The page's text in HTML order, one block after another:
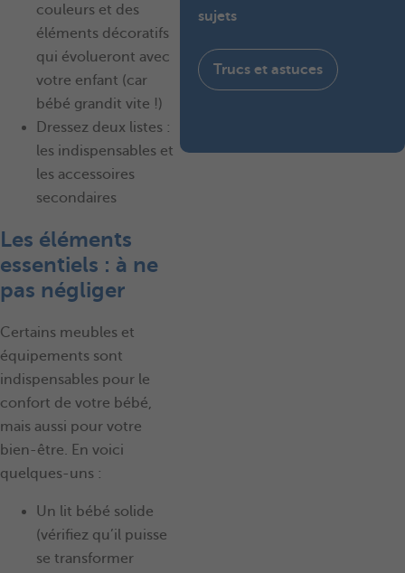
couleurs et des
éléments décoratifs
qui évolueront avec
votre enfant (car
bébé grandit vite !)
Dressez deux listes :
les indispensables et
les accessoires
secondaires
Les éléments
essentiels : à ne
pas négliger
Certains meubles et
équipements sont
indispensables pour le
confort de votre bébé,
mais aussi pour votre
bien-être. En voici
quelques-uns :
Un lit bébé solide
(vérifiez qu’il puisse
se transformer
sujets
Trucs et astuces